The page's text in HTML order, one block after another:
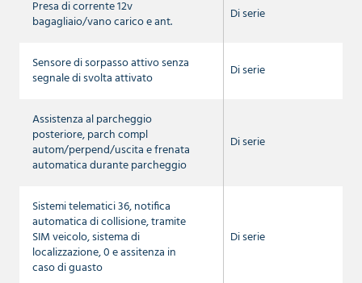
Presa di corrente 12v
bagagliaio/vano carico e ant.
Di serie
Sensore di sorpasso attivo senza
segnale di svolta attivato
Di serie
Assistenza al parcheggio
posteriore, parch compl
autom/perpend/uscita e frenata
automatica durante parcheggio
Di serie
Sistemi telematici 36, notifica
automatica di collisione, tramite
SIM veicolo, sistema di
localizzazione, 0 e assitenza in
caso di guasto
Di serie